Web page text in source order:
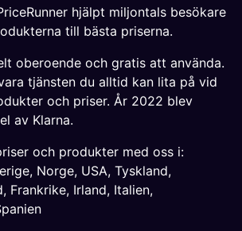
hjälpt miljontals besökare
till bästa priserna.
oberoende och gratis att använda.
tjänsten du alltid kan lita på vid
och priser. År 2022 blev
av Klarna.
och produkter med oss i:
, Norge, USA, Tyskland,
, Frankrike, Irland, Italien,